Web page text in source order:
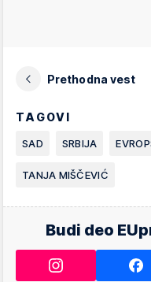
Prethodna vest
TAGOVI
SAD SRBIJA
TANJA MIŠČEVIĆ
Budi deo